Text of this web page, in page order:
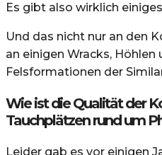
Es gibt also wirklich
Und das nicht nur an den
an einigen Wracks,
Felsformationen der
Wie ist die Qualität der
Tauchplätzen rund um
Leider gab es vor einigen